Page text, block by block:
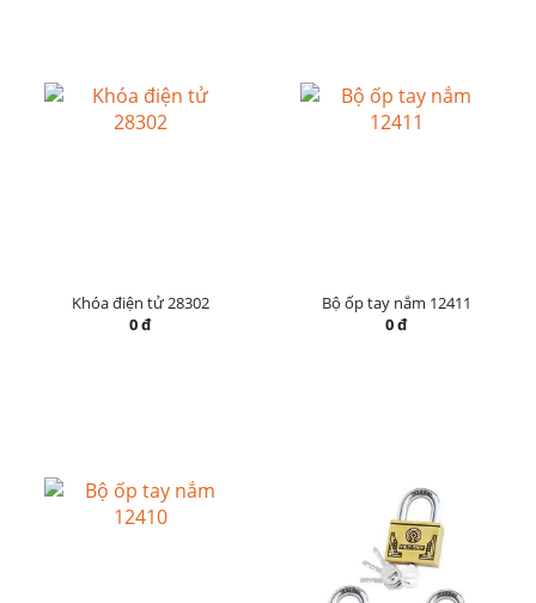
Khóa điện tử 28302
0 đ
Bộ ốp tay nắm 12411
0 đ